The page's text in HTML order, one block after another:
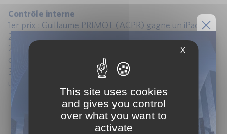
Contrôle interne
1er prix : Guillaume PRIMOT (ACPR) gagne un iPad Air
2.
2ème prix : Christophe PENIGUEL (LCL) gagne un
coffret hôtels et châteaux.
3ème prix : Laurent LANZINI (Crédit Logement) gagne
un coffret restaurant gastronomique.
Bravo à tous les participants et rendez-vous à la
rentrée
de septembre 2016 pour découvrir sur le site les
X
This site uses cookies
and gives you control
over what you want to
activate